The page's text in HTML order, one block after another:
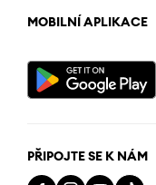
MOBILNÍ APLIKACE
PŘIPOJTE SE K NÁM